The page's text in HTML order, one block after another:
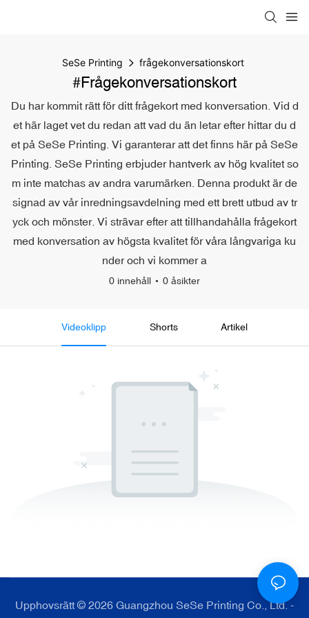
SeSe Printing frågekonversationskort
#frågekonversationskort
Du har kommit rätt för ditt frågekort med konversation. Vid d
et här laget vet du redan att vad du än letar efter hittar du d
et på SeSe Printing. Vi garanterar att det finns här på SeSe
Printing. SeSe Printing erbjuder hantverk av hög kvalitet so
m inte matchas av andra varumärken. Denna produkt är de
signad av vår inredningsavdelning med ett brett utbud av tr
yck och mönster. Vi strävar efter att tillhandahålla frågekort
med konversation av högsta kvalitet för våra långvariga ku
nder och vi kommer a
0 innehåll 0 åsikter
Videoklipp Shorts Artikel
Upphovsrätt © 2026 Guangzhou SeSe Printing Co., Ltd. -